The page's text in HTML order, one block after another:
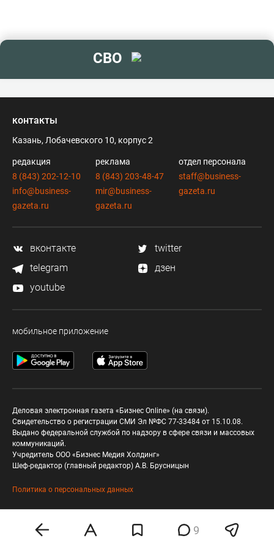
9
СВО
контакты
Казань, Лобачевского 10, корпус 2
редакция
8 (843) 202-12-10
info@business-
gazeta.ru
реклама
8 (843) 203-48-47
mir@business-
gazeta.ru
отдел персонала
staff@business-
gazeta.ru
вконтакте
twitter
telegram
дзен
youtube
мобильное приложение
Деловая электронная газета «Бизнес Online» (на связи).
Свидетельство о регистрации СМИ Эл №ФС 77-33484 от 15.10.08.
Выдано федеральной службой по надзору в сфере связи и массовых
коммуникаций.
Учредитель ООО «Бизнес Медия Холдинг»
Шеф-редактор (главный редактор) А.В. Брусницын
Политика о персональных данных
Любое использование материалов допускается
только при соблюдении
правил перепечатки